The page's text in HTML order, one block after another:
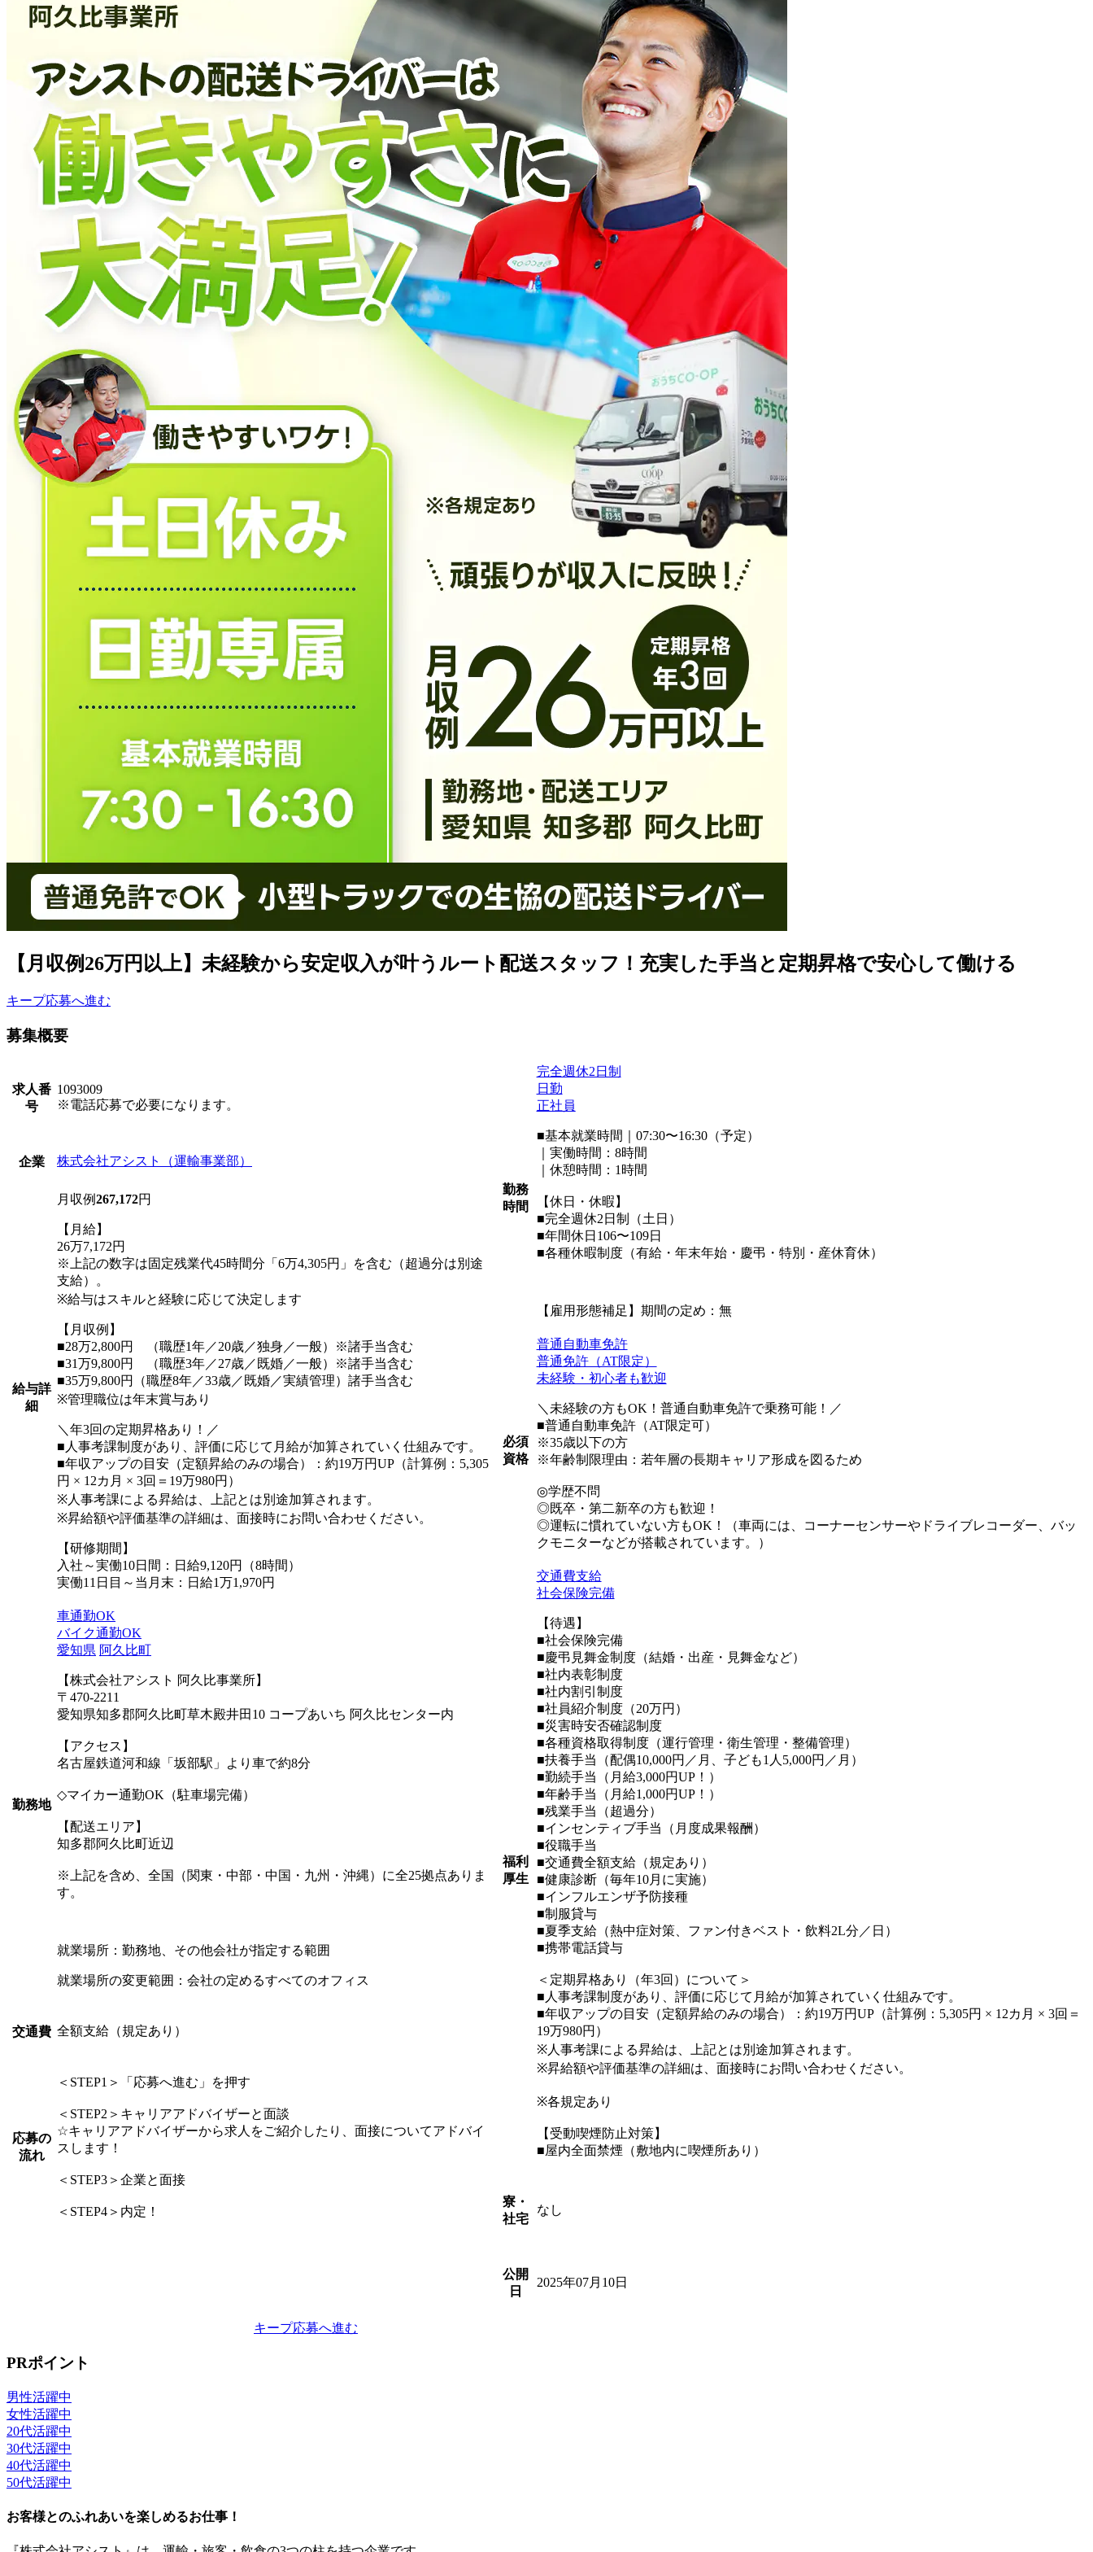
【月収例26万円以上】未経験から安定収入が叶うルート配送スタッフ！充実した手当と定期昇格で安心して働ける
キープ応募へ進む
募集概要
求人番
号
1093009
※電話応募で必要になります。
企業 株式会社アシスト（運輸事業部）
給与詳
細
月収例267,172円
【月給】
26万7,172円
※上記の数字は固定残業代45時間分「6万4,305円」を含む（超過分は別途
支給）。
※給与はスキルと経験に応じて決定します
【月収例】
■28万2,800円 （職歴1年／20歳／独身／一般）※諸手当含む
■31万9,800円 （職歴3年／27歳／既婚／一般）※諸手当含む
■35万9,800円（職歴8年／33歳／既婚／実績管理）諸手当含む
※管理職位は年末賞与あり
＼年3回の定期昇格あり！／
■人事考課制度があり、評価に応じて月給が加算されていく仕組みです。
■年収アップの目安（定額昇給のみの場合）：約19万円UP（計算例：5,305
円 × 12カ月 × 3回＝19万980円）
※人事考課による昇給は、上記とは別途加算されます。
※昇給額や評価基準の詳細は、面接時にお問い合わせください。
【研修期間】
入社～実働10日間：日給9,120円（8時間）
実働11日目～当月末：日給1万1,970円
勤務地
車通勤OK
バイク通勤OK
愛知県 阿久比町
【株式会社アシスト 阿久比事業所】
〒470-2211
愛知県知多郡阿久比町草木殿井田10 コープあいち 阿久比センター内
【アクセス】
名古屋鉄道河和線「坂部駅」より車で約8分
◇マイカー通勤OK（駐車場完備）
【配送エリア】
知多郡阿久比町近辺
※上記を含め、全国（関東・中部・中国・九州・沖縄）に全25拠点ありま
す。
就業場所：勤務地、その他会社が指定する範囲
就業場所の変更範囲：会社の定めるすべてのオフィス
交通費 全額支給（規定あり）
応募の
流れ
＜STEP1＞「応募へ進む」を押す
＜STEP2＞キャリアアドバイザーと面談
☆キャリアアドバイザーから求人をご紹介したり、面接についてアドバイ
スします！
＜STEP3＞企業と面接
＜STEP4＞内定！
勤務
時間
完全週休2日制
日勤
正社員
■基本就業時間｜07:30〜16:30（予定）
｜実働時間：8時間
｜休憩時間：1時間
【休日・休暇】
■完全週休2日制（土日）
■年間休日106〜109日
■各種休暇制度（有給・年末年始・慶弔・特別・産休育休）
【雇用形態補足】期間の定め：無
必須
資格
普通自動車免許
普通免許（AT限定）
未経験・初心者も歓迎
＼未経験の方もOK！普通自動車免許で乗務可能！／
■普通自動車免許（AT限定可）
※35歳以下の方
※年齢制限理由：若年層の長期キャリア形成を図るため
◎学歴不問
◎既卒・第二新卒の方も歓迎！
◎運転に慣れていない方もOK！（車両には、コーナーセンサーやドライブレコーダー、バッ
クモニターなどが搭載されています。）
福利
厚生
交通費支給
社会保険完備
【待遇】
■社会保険完備
■慶弔見舞金制度（結婚・出産・見舞金など）
■社内表彰制度
■社内割引制度
■社員紹介制度（20万円）
■災害時安否確認制度
■各種資格取得制度（運行管理・衛生管理・整備管理）
■扶養手当（配偶10,000円／月、子ども1人5,000円／月）
■勤続手当（月給3,000円UP！）
■年齢手当（月給1,000円UP！）
■残業手当（超過分）
■インセンティブ手当（月度成果報酬）
■役職手当
■交通費全額支給（規定あり）
■健康診断（毎年10月に実施）
■インフルエンザ予防接種
■制服貸与
■夏季支給（熱中症対策、ファン付きベスト・飲料2L分／日）
■携帯電話貸与
＜定期昇格あり（年3回）について＞
■人事考課制度があり、評価に応じて月給が加算されていく仕組みです。
■年収アップの目安（定額昇給のみの場合）：約19万円UP（計算例：5,305円 × 12カ月 × 3回＝
19万980円）
※人事考課による昇給は、上記とは別途加算されます。
※昇給額や評価基準の詳細は、面接時にお問い合わせください。
※各規定あり
【受動喫煙防止対策】
■屋内全面禁煙（敷地内に喫煙所あり）
寮・
社宅
なし
公開
日
2025年07月10日
キープ応募へ進む
PRポイント
男性活躍中
女性活躍中
20代活躍中
30代活躍中
40代活躍中
50代活躍中
お客様とのふれあいを楽しめるお仕事！